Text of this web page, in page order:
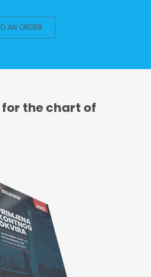
AN ORDER
the chart of